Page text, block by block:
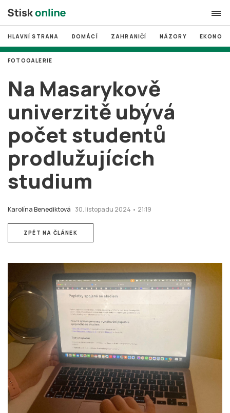
search
# MUNI
# Brno
# volby
login PŘIHLÁSIT SE
Zapomněli jste heslo?
Založit nový účet
HLAVNÍ STRANA DOMÁCÍ ZAHRANIČÍ NÁZORY
Na Masarykově
univerzitě ubývá
počet studentů
prodlužujících
studium
Karolína Benediktová 30. listopadu 2024 • 21:19
FOTOGALERIE
ZPĚT NA ČLÁNEK